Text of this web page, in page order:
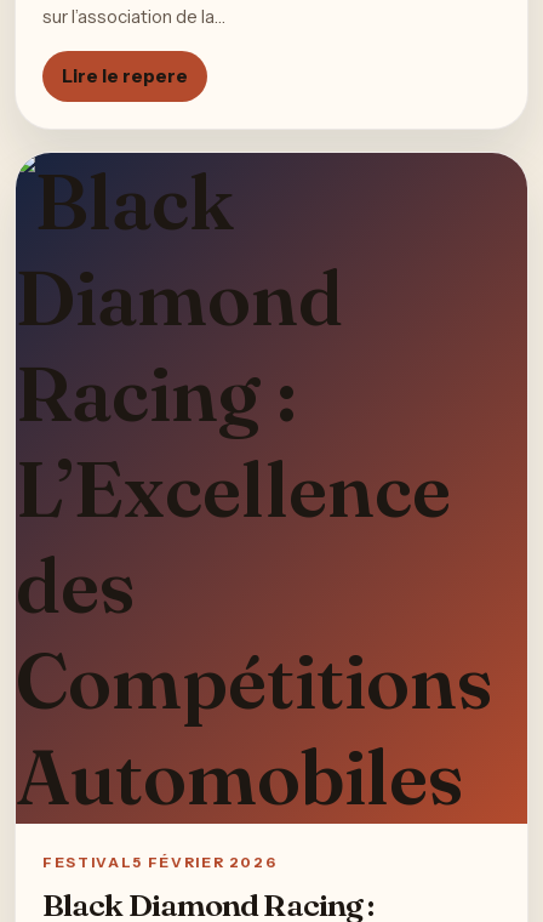
sur l’association de la…
Lire le repere
FESTIVAL5 FÉVRIER 2026
Black Diamond Racing :